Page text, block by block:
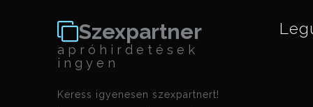
Szexpartner
apróhirdetések
ingyen
Keress igyenesen szexpartnert!